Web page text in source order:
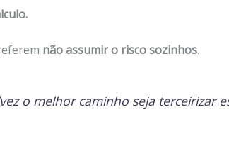
não assumir o risco sozinhos.
o melhor caminho seja terceirizar